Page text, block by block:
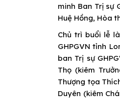
minh Ban Trị sự
Huệ Hồng, Hòa
Chủ trì buổi lễ
GHPGVN tỉnh
ban Trị sự
Thọ (kiêm
Thượng tọa
Duyên (kiêm